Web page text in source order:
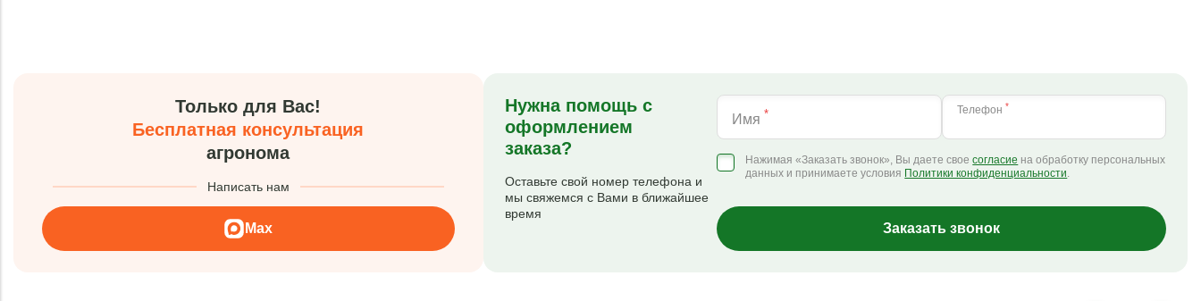
Только для Вас!
Бесплатная консультация
агронома
Написать нам
Max
Нужна помощь с
оформлением
заказа?
Оставьте свой номер телефона и
мы свяжемся с Вами в ближайшее
время
Имя * Телефон *
Нажимая «Заказать звонок», Вы даете своесогласие на обработку персональных
данных и принимаете условия Политики конфиденциальности.
Заказать звонок